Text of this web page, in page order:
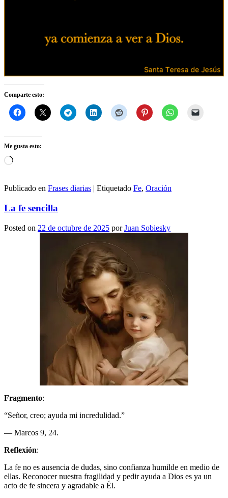
Comparte esto:
Me gusta esto:
Cargando...
Publicado en Frases diarias | Etiquetado Fe, Oración
La fe sencilla
Posted on 22 de octubre de 2025 porJuan Sobiesky
Fragmento:
“Señor, creo; ayuda mi incredulidad.”
— Marcos 9, 24.
Reflexión:
La fe no es ausencia de dudas, sino confianza humilde en medio de
ellas. Reconocer nuestra fragilidad y pedir ayuda a Dios es ya un
acto de fe sincera y agradable a Él.